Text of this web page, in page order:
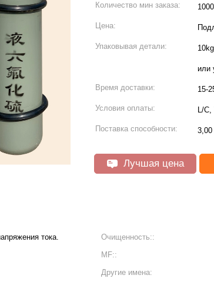
Количество мин заказа:
Цена:
Упаковывая детали:
или
Время доставки: 15-
Условия оплаты: L/
Поставка способности: 3,00
Лучшая цена
тока. Очищенность::
MF::
Другие имена: